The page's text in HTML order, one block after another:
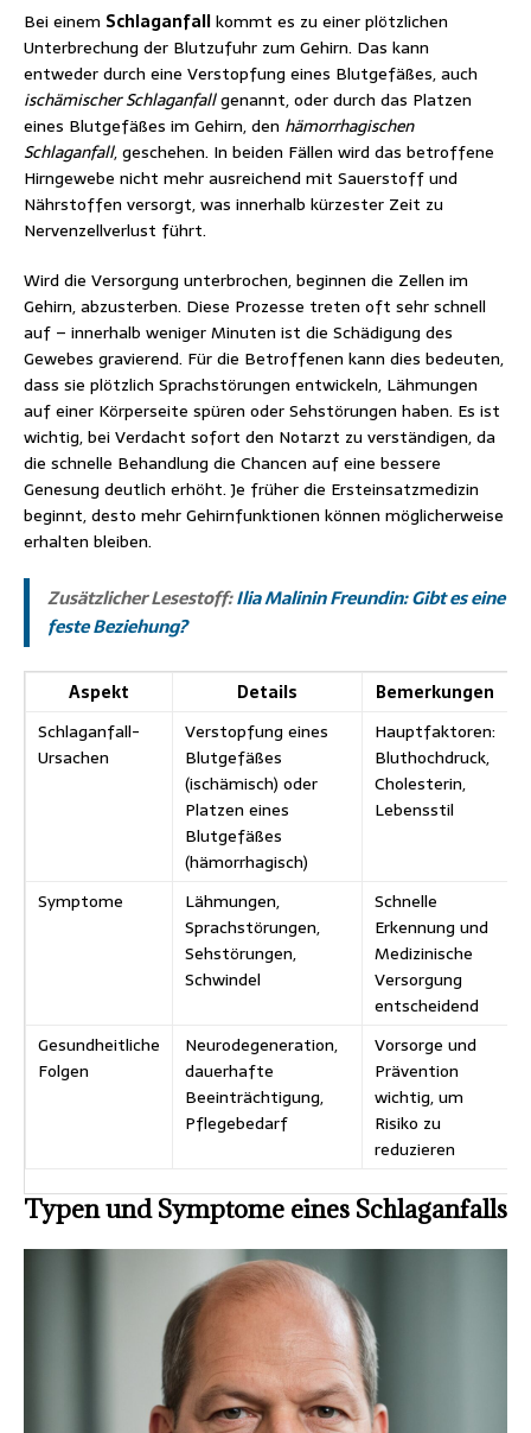
Bei einem Schlaganfallkommt es zu einer plötzlichen
Unterbrechung der Blutzufuhr zum Gehirn. Das kann
entweder durch eine Verstopfung eines Blutgefäßes, auch
ischämischer Schlaganfallgenannt, oder durch das Platzen
eines Blutgefäßes im Gehirn, den hämorrhagischen
Schlaganfall, geschehen. In beiden Fällen wird das betroffene
Hirngewebe nicht mehr ausreichend mit Sauerstoff und
Nährstoffen versorgt, was innerhalb kürzester Zeit zu
Nervenzellverlust führt.
Wird die Versorgung unterbrochen, beginnen die Zellen im
Gehirn, abzusterben. Diese Prozesse treten oft sehr schnell
auf – innerhalb weniger Minuten ist die Schädigung des
Gewebes gravierend. Für die Betroffenen kann dies bedeuten,
dass sie plötzlich Sprachstörungen entwickeln, Lähmungen
auf einer Körperseite spüren oder Sehstörungen haben. Es ist
wichtig, bei Verdacht sofort den Notarzt zu verständigen, da
die schnelle Behandlung die Chancen auf eine bessere
Genesung deutlich erhöht. Je früher die Ersteinsatzmedizin
beginnt, desto mehr Gehirnfunktionen können möglicherweise
erhalten bleiben.
Zusätzlicher Lesestoff:Ilia Malinin Freundin: Gibt es eine
feste Beziehung?
Aspekt Details
Bemerkungen
Schlaganfall-
Ursachen
Verstopfung eines
Blutgefäßes
(ischämisch) oder
Platzen eines
Blutgefäßes
(hämorrhagisch)
Hauptfaktoren:
Bluthochdruck,
Cholesterin,
Lebensstil
Symptome
Lähmungen,
Sprachstörungen,
Sehstörungen,
Schwindel
Schnelle
Erkennung und
Medizinische
Versorgung
entscheidend
Gesundheitliche
Folgen
Neurodegeneration,
dauerhafte
Beeinträchtigung,
Pflegebedarf
Vorsorge und
Prävention
wichtig, um
Risiko zu
reduzieren
Typen und Symptome eines Schlaganfalls